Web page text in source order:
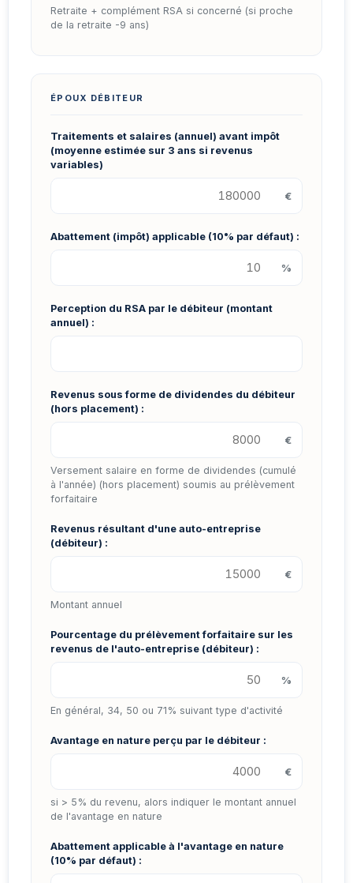
Retraite + complément RSA si concerné (si proche
de la retraite -9 ans)
ÉPOUX DÉBITEUR
Traitements et salaires (annuel) avant impôt
(moyenne estimée sur 3 ans si revenus
variables)
€
Abattement (impôt) applicable (10% par défaut) :
%
Perception du RSA par le débiteur (montant
annuel) :
Revenus sous forme de dividendes du débiteur
(hors placement) :
€
Versement salaire en forme de dividendes (cumulé
à l'année) (hors placement) soumis au prélèvement
forfaitaire
Revenus résultant d'une auto-entreprise
(débiteur) :
€
Montant annuel
Pourcentage du prélèvement forfaitaire sur les
revenus de l'auto-entreprise (débiteur) :
%
En général, 34, 50 ou 71% suivant type d'activité
Avantage en nature perçu par le débiteur :
€
si > 5% du revenu, alors indiquer le montant annuel
de l'avantage en nature
Abattement applicable à l'avantage en nature
(10% par défaut) :